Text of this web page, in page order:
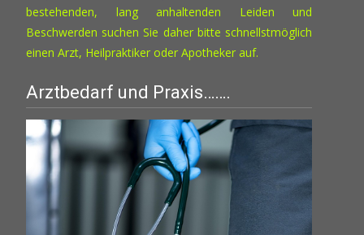
bestehenden, lang anhaltenden Leiden und
Beschwerden suchen Sie daher bitte schnellstmöglich
einen Arzt, Heilpraktiker oder Apotheker auf.
Arztbedarf und Praxis…….